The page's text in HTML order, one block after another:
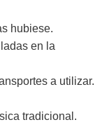
hubiese.
en la
a utilizar.
tradicional.